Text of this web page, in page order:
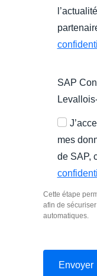
SAP
mes
de SAP,
Cette étape
afin de
automatiques.